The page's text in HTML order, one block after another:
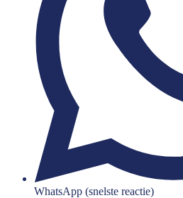
WhatsApp (snelste reactie)